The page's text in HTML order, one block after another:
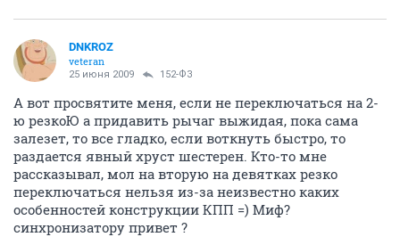
DNKROZ
veteran
25 июня 2009 152-ФЗ
А вот просвятите меня, если не переключаться на 2-
ю резкоЮ а придавить рычаг выжидая, пока сама
залезет, то все гладко, если воткнуть быстро, то
раздается явный хруст шестерен. Кто-то мне
рассказывал, мол на вторую на девятках резко
переключаться нельзя из-за неизвестно каких
особенностей конструкции КПП =) Миф?
синхронизатору привет ?